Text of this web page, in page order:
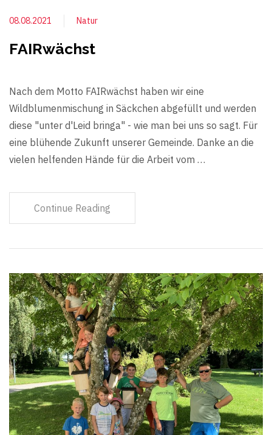
08.08.2021 Natur
FAIRwächst
Nach dem Motto FAIRwächst haben wir eine
Wildblumenmischung in Säckchen abgefüllt und werden
diese "unter d'Leid bringa" - wie man bei uns so sagt. Für
eine blühende Zukunft unserer Gemeinde. Danke an die
vielen helfenden Hände für die Arbeit vom …
Continue Reading